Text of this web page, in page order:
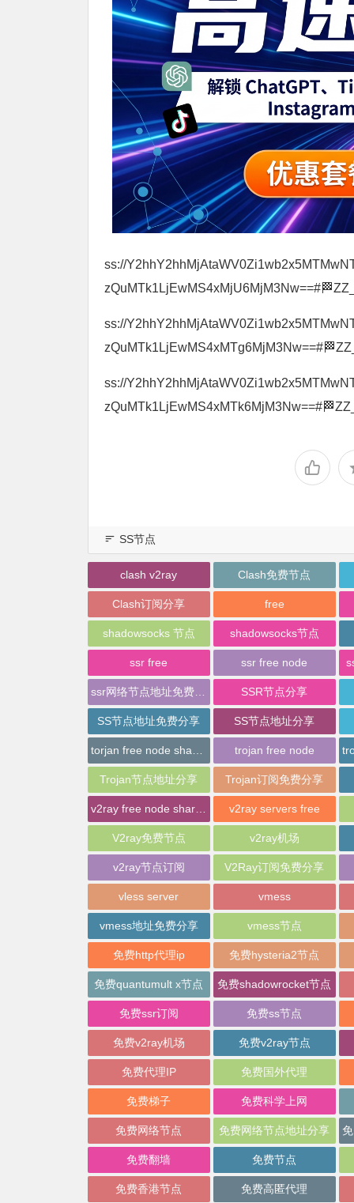
ss://
ss://
ss://
SS节点
clash v2ray Clash免费节点
Clash订阅分享 free
shadowsocks 节点 shadowsocks节点
ssr free ssr free node
SSR节点分享
SS节点地址免费分享 SS节点地址分享
trojan free node
Trojan节点地址分享 Trojan订阅免费分享
v2ray servers free
V2ray免费节点 v2ray机场
v2ray节点订阅 V2Ray订阅免费分享
vless server vmess
vmess地址免费分享 vmess节点
免费http代理ip 免费hysteria2节点
免费quantumult x节点 免费shadowrocket节点
免费ssr订阅 免费ss节点
免费v2ray机场 免费v2ray节点
免费代理IP 免费国外代理
免费梯子 免费科学上网
免费网络节点 免费网络节点地址分享
免费翻墙 免费节点
免费香港节点 免费高匿代理